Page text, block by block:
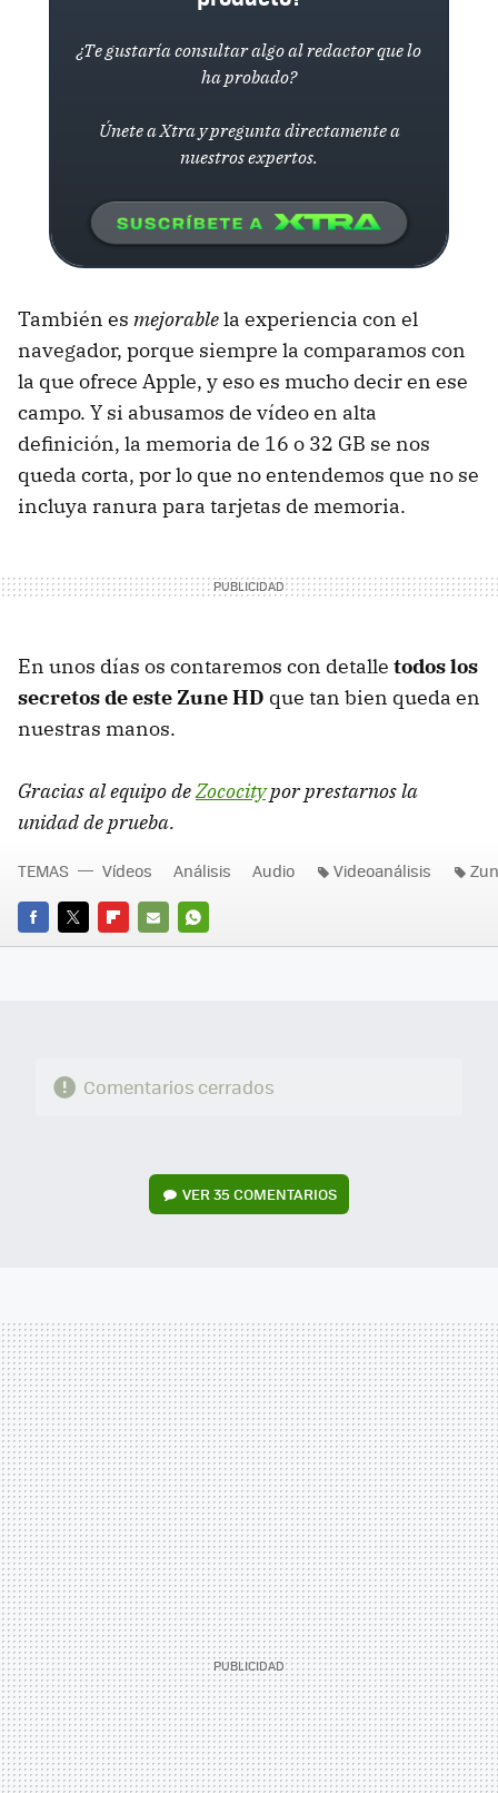
¿Te gustaría consultar algo al redactor que lo
ha probado?
Únete a Xtra y pregunta directamente a
nuestros expertos.
También es mejorablela experiencia con el
navegador, porque siempre la comparamos con
la que ofrece Apple, y eso es mucho decir en ese
campo. Y si abusamos de vídeo en alta
definición, la memoria de 16 o 32 GB se nos
queda corta, por lo que no entendemos que no se
incluya ranura para tarjetas de memoria.
En unos días os contaremos con detalle todos los
secretos de este Zune HD que tan bien queda en
nuestras manos.
Gracias al equipo deZococitypor prestarnos la
unidad de prueba.
FACEBOOK
TWITTERFLIPBOARD
E-
WHATSAPP
TEMAS Vídeos Análisis Audio Videoanálisis
Comentarios cerrados
VER35 COMENTARIOS